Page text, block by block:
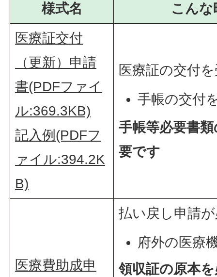
様式名
こん
医療証交付
（更新）申請
書(PDFファイ
ル:369.3KB)
記入例(PDFフ
ァイル:394.2K
B)
医療証の交付
手帳の交付
羽曳野市に
手帳等必要書
要です
医療費助成申
払い戻し申請
府外の医療
医療証が交
領収証の原本